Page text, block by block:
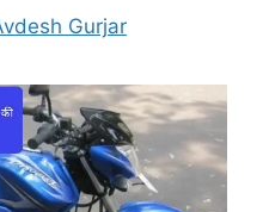
Gurjar